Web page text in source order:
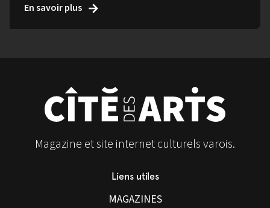
En savoir plus
Magazine et site internet culturels varois.
Liens utiles
MAGAZINES